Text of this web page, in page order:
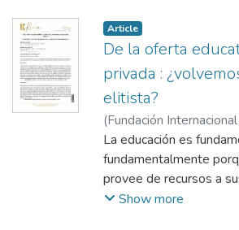
naturaleza política,
asistencia financiera y
los mecanismos de
Article
De la oferta
privada :
elitista?
(Fundación
Ciencia y la Tecnología,
Ceberio, Marcelo R. ;De
La educación es
fundamentalmente
provee de recursos a
adaptarse y
Show more